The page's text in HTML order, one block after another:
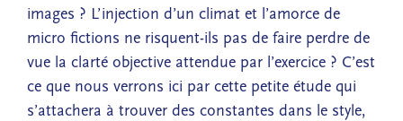
images ? L’injection d’un climat et l’amorce de
micro fictions ne risquent-ils pas de faire perdre de
vue la clarté objective attendue par l’exercice ? C’est
ce que nous verrons ici par cette petite étude qui
s’attachera à trouver des constantes dans le style,